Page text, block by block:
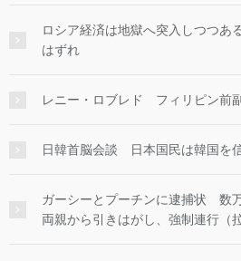
ロシア経済は地獄へ突入しつつ
はずれ
レニー・ロブレド フィリピン前
日韓首脳会談 日本国民は韓国を
ガーシーとプーチンに逮捕状 数
両親から引きはがし、強制連行（